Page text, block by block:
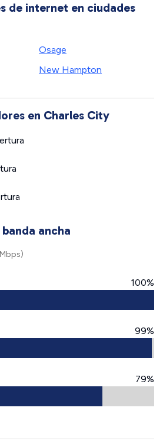
de internet en ciudades
Osage
New Hampton
en Charles City
ancha
100%
99%
79%